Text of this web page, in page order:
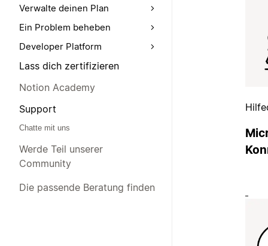
Verwalte deinen Plan
Ein Problem beheben
Developer Platform
Lass dich zertifizieren
Notion Academy
Support
Chatte mit uns
Werde Teil unserer
Community
Die passende Beratung finden